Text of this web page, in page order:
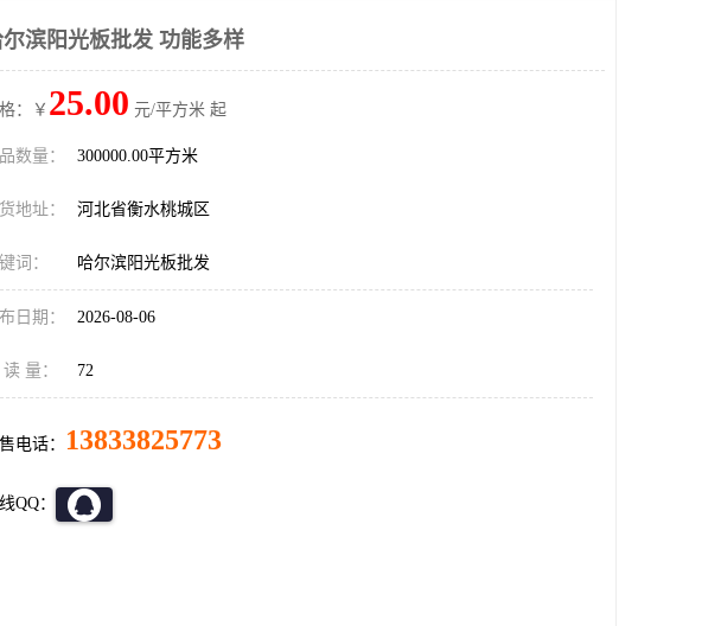
尔滨阳光板批发 功能多样
：￥ 25.00 元/平方米 起
数量： 300000.00平方米
地址： 河北省衡水桃城区
词： 哈尔滨阳光板批发
日期： 2026-08-06
量： 72
电话： 13833825773
QQ：